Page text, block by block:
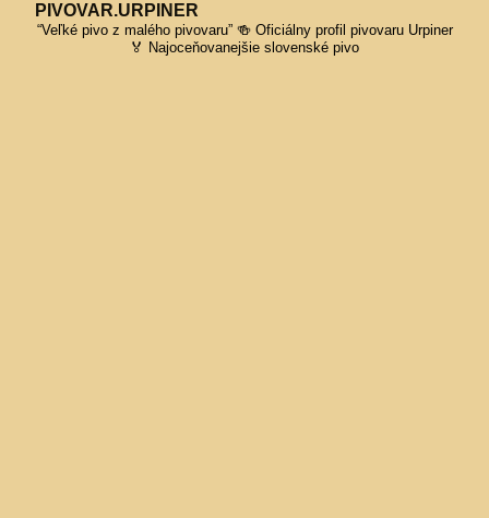
PIVOVAR.URPINER
“Veľké pivo z malého pivovaru” 🍻 Oficiálny profil pivovaru Urpiner
🏅 Najoceňovanejšie slovenské pivo